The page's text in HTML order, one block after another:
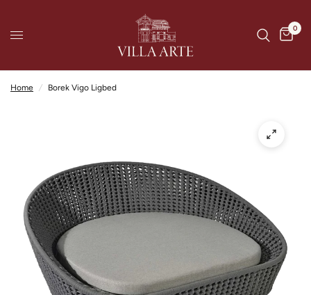
0
Home / Borek Vigo Ligbed